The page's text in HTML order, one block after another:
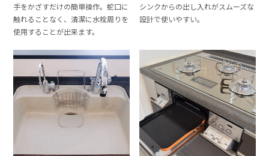
手をかざすだけの簡単操作。蛇口に
触れることなく、清潔に水栓周りを
使用することが出来ます。
シンクからの出し入れがスムーズな
設計で使いやすい。